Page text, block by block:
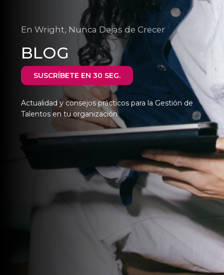
En Wright, Nunca Dejas de Crecer
BLOG
SUSCRÍBETE EN 30 SEG.
Actualidad y consejos prácticos para la Gestión de
Talentos en tu organización